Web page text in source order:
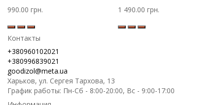
990.00 грн.
1 490.00 грн.
Контакты
+380960102021
+380996839021
goodizol@meta.ua
Харьков, ул. Сергея Тархова, 13
График работы: Пн-Сб - 8:00-20:00, Вс - 9:00-17:00